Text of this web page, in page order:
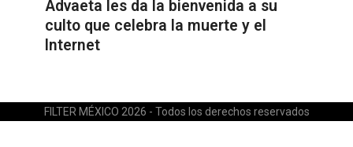
Advaeta les da la bienvenida a su
culto que celebra la muerte y el
Internet
FILTER MÉXICO 2026 - Todos los derechos reservados